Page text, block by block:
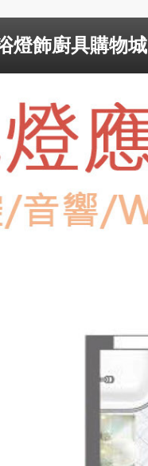
燈飾廚具購物城